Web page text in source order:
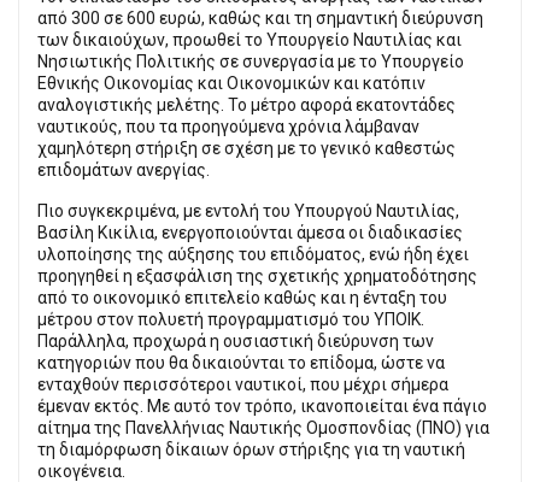
από 300 σε 600 ευρώ, καθώς και τη σημαντική διεύρυνση
των δικαιούχων, προωθεί το Υπουργείο Ναυτιλίας και
Νησιωτικής Πολιτικής σε συνεργασία με το Υπουργείο
Εθνικής Οικονομίας και Οικονομικών και κατόπιν
αναλογιστικής μελέτης. Το μέτρο αφορά εκατοντάδες
ναυτικούς, που τα προηγούμενα χρόνια λάμβαναν
χαμηλότερη στήριξη σε σχέση με το γενικό καθεστώς
επιδομάτων ανεργίας.
Πιο συγκεκριμένα, με εντολή του Υπουργού Ναυτιλίας,
Βασίλη Κικίλια, ενεργοποιούνται άμεσα οι διαδικασίες
υλοποίησης της αύξησης του επιδόματος, ενώ ήδη έχει
προηγηθεί η εξασφάλιση της σχετικής χρηματοδότησης
από το οικονομικό επιτελείο καθώς και η ένταξη του
μέτρου στον πολυετή προγραμματισμό του ΥΠΟΙΚ.
Παράλληλα, προχωρά η ουσιαστική διεύρυνση των
κατηγοριών που θα δικαιούνται το επίδομα, ώστε να
ενταχθούν περισσότεροι ναυτικοί, που μέχρι σήμερα
έμεναν εκτός. Με αυτό τον τρόπο, ικανοποιείται ένα πάγιο
αίτημα της Πανελλήνιας Ναυτικής Ομοσπονδίας (ΠΝΟ) για
τη διαμόρφωση δίκαιων όρων στήριξης για τη ναυτική
οικογένεια.